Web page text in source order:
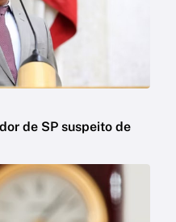
de SP suspeito de